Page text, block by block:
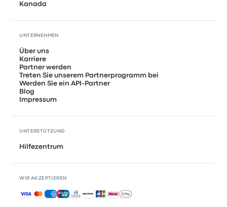
Kanada
UNTERNEHMEN
Über uns
Karriere
Partner werden
Treten Sie unserem Partnerprogramm bei
Werden Sie ein API-Partner
Blog
Impressum
UNTERSTÜTZUNG
Hilfezentrum
WIR AKZEPTIEREN
Akzeptierte Zahlungsmethoden